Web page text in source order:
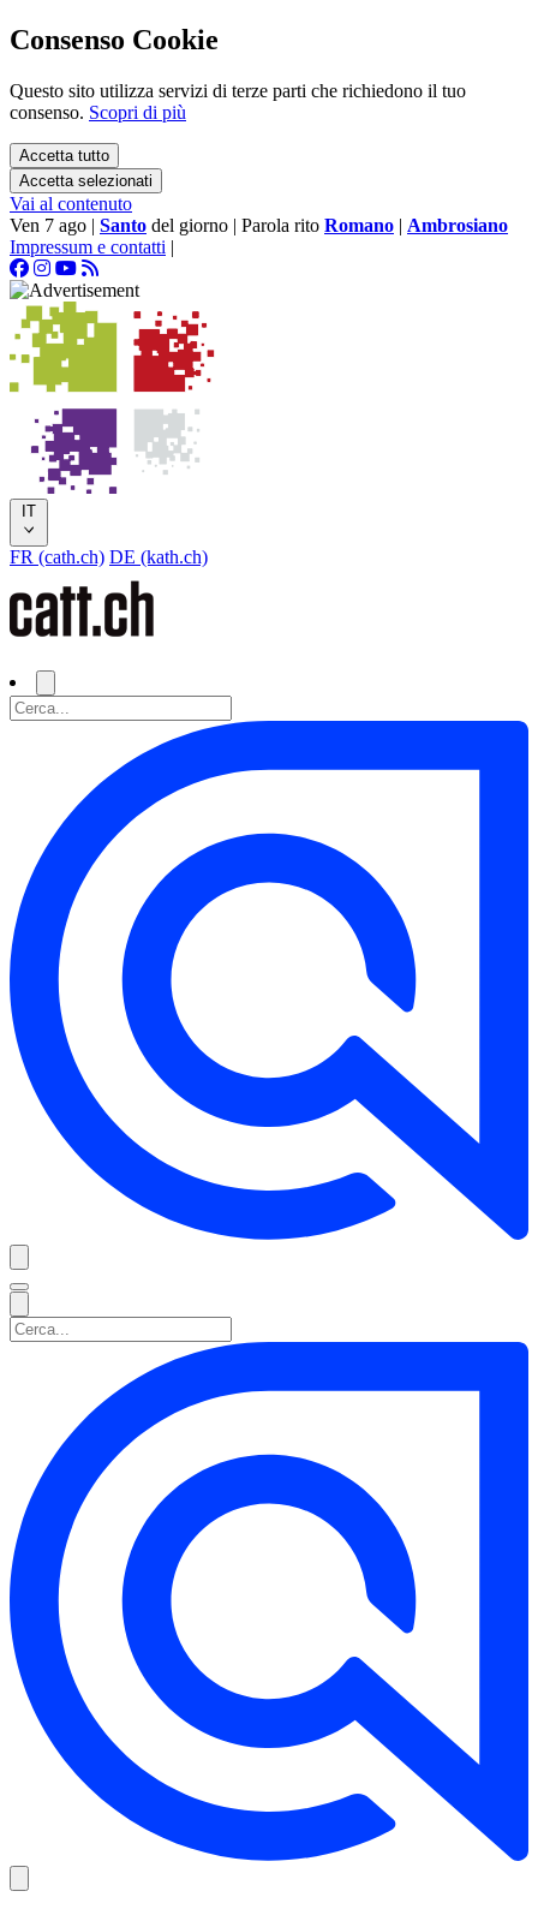
Consenso Cookie
Questo sito utilizza servizi di terze parti che richiedono il tuo
consenso. Scopri di più
Accetta tutto
Accetta selezionati
Vai al contenuto
Ven 7 ago | Santo del giorno | Parola rito Romano | Ambrosiano
Impressum e contatti |
IT
FR (cath.ch) DE (kath.ch)